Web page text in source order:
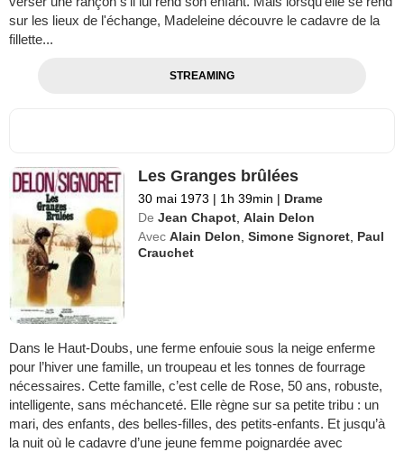
sur les lieux de l'échange, Madeleine découvre le cadavre de la
fillette...
STREAMING
Les Granges brûlées
30 mai 1973 | 1h 39min | Drame
De Jean Chapot,Alain Delon
Avec Alain Delon,Simone Signoret, Paul
Crauchet
Dans le Haut-Doubs, une ferme enfouie sous la neige enferme
pour l’hiver une famille, un troupeau et les tonnes de fourrage
nécessaires. Cette famille, c’est celle de Rose, 50 ans, robuste,
intelligente, sans méchanceté. Elle règne sur sa petite tribu : un
mari, des enfants, des belles-filles, des petits-enfants. Et jusqu’à
la nuit où le cadavre d’une jeune femme poignardée avec